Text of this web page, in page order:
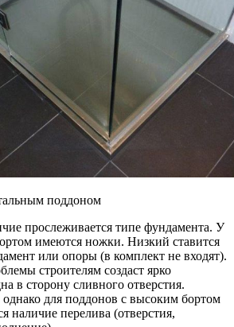
поддоном
прослеживается типе фундамента. У
имеются ножки. Низкий ставится
или опоры (в комплект не входят).
строителям создаст ярко
в сторону сливного отверстия.
для поддонов с высоким бортом
наличие перелива (отверстия,